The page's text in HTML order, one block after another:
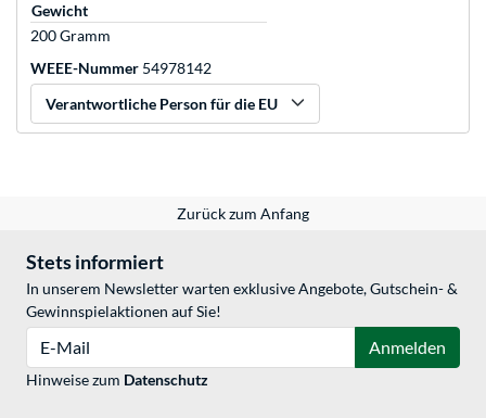
Gewicht
200 Gramm
WEEE-Nummer 54978142
Verantwortliche Person für die EU
Zurück zum Anfang
Stets informiert
In unserem Newsletter warten exklusive Angebote, Gutschein- &
Gewinnspielaktionen auf Sie!
Anmelden
Hinweise zum Datenschutz